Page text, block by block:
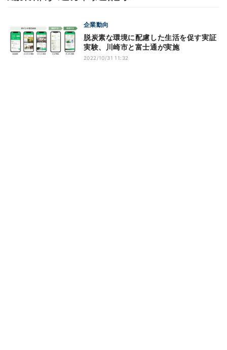
企業動向
脱炭素な環境に配慮した生活を促す実証
実験、川崎市と富士通が実施
2022/10/31 11:32